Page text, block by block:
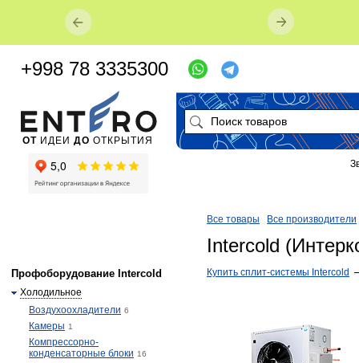
Все товары Все производители
Intercold
​Купить сплит-системы Intercold
Профоборудование Intercold
Холодильное
Воздухоохладители 6
Камеры 1
Компрессорно-
конденсаторные блоки 16
ОТ ИДЕИ ДО ОТКРЫТИЯ
+998 78 3335300